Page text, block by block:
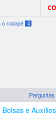
o rodapé 4
Bolsas e